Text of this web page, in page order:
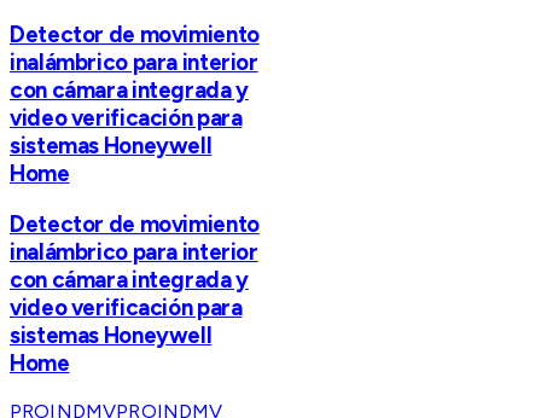
Detector de movimiento
inalámbrico para interior
con cámara integrada y
video verificación para
sistemas Honeywell
Home
Detector de movimiento
inalámbrico para interior
con cámara integrada y
video verificación para
sistemas Honeywell
Home
PROINDMVPROINDMV